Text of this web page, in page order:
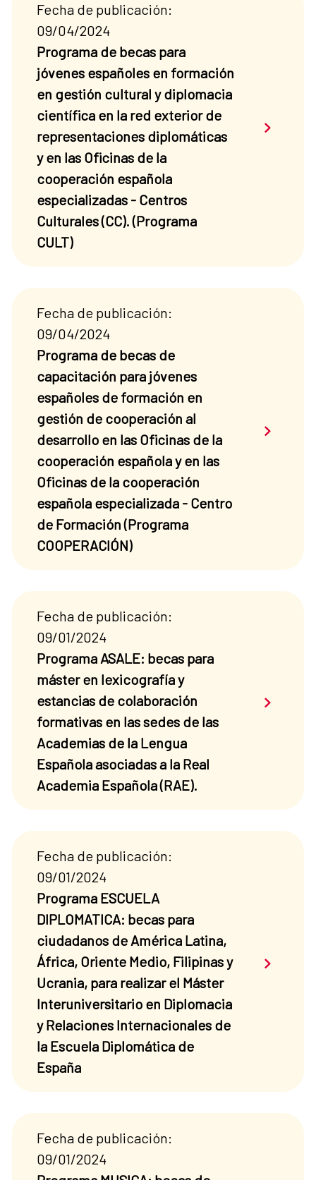
Fecha de publicación:
09/04/2024
Programa de becas para
jóvenes españoles en formación
en gestión cultural y diplomacia
científica en la red exterior de
representaciones diplomáticas
y en las Oficinas de la
cooperación española
especializadas - Centros
Culturales (CC). (Programa
CULT)
Saber
Fecha de publicación:
09/04/2024
Programa de becas de
capacitación para jóvenes
españoles de formación en
gestión de cooperación al
desarrollo en las Oficinas de la
cooperación española y en las
Oficinas de la cooperación
española especializada - Centro
de Formación (Programa
COOPERACIÓN)
Saber
Fecha de publicación:
09/01/2024
Programa ASALE: becas para
máster en lexicografía y
estancias de colaboración
formativas en las sedes de las
Academias de la Lengua
Española asociadas a la Real
Academia Española (RAE).
Saber
Fecha de publicación:
09/01/2024
Programa ESCUELA
DIPLOMATICA: becas para
ciudadanos de América Latina,
África, Oriente Medio, Filipinas y
Ucrania, para realizar el Máster
Interuniversitario en Diplomacia
y Relaciones Internacionales de
la Escuela Diplomática de
España
Saber
Fecha de publicación:
09/01/2024